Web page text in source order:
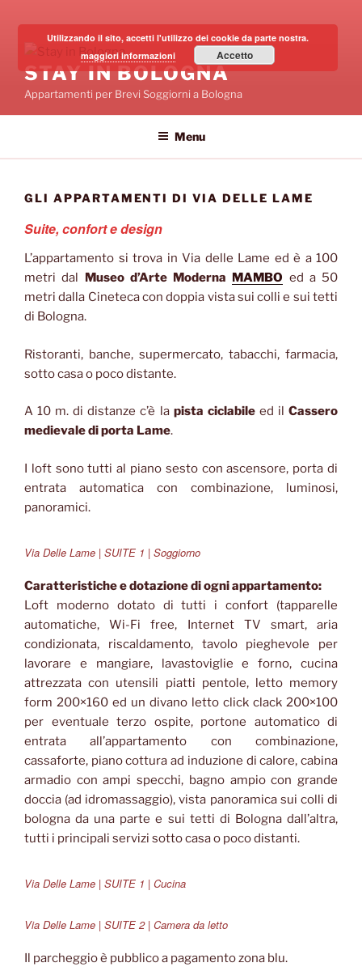
contenuto
STAY IN BOLOGNA
Appartamenti per Brevi Soggiorni a Bologna
Menu
GLI APPARTAMENTI DI VIA DELLE LAME
Suite, confort e design
L’appartamento si trova in Via delle Lame ed è a 100
metri dal Museo d’Arte Moderna MAMBO ed a 50
metri dalla Cineteca con doppia vista sui colli e sui tetti
di Bologna.
Ristoranti, banche, supermercato, tabacchi, farmacia,
sotto casa o poco distante.
A 10 m. di distanze c’è la pista ciclabileed ilCassero
medievale di porta Lame.
I loft sono tutti al piano sesto con ascensore, porta di
entrata automatica con combinazione, luminosi,
panoramici.
Via Delle Lame | SUITE 1 | Soggiorno
Caratteristiche e dotazione di ogni appartamento:
Loft moderno dotato di tutti i confort (tapparelle
automatiche, Wi-Fi free, Internet TV smart, aria
condizionata, riscaldamento, tavolo pieghevole per
lavorare e mangiare, lavastoviglie e forno, cucina
attrezzata con utensili piatti pentole, letto memory
form 200×160 ed un divano letto click clack 200×100
per eventuale terzo ospite, portone automatico di
entrata all’appartamento con combinazione,
cassaforte, piano cottura ad induzione di calore, cabina
armadio con ampi specchi, bagno ampio con grande
doccia (ad idromassaggio), vista panoramica sui colli di
bologna da una parte e sui tetti di Bologna dall’altra,
tutti i principali servizi sotto casa o poco distanti.
Via Delle Lame | SUITE 1 | Cucina
Via Delle Lame | SUITE 2 | Camera da letto
Il parcheggio è pubblico a pagamento zona blu.
Utilizzando il sito, accetti l'utilizzo dei cookie da parte nostra.
maggiori informazioni
Accetto